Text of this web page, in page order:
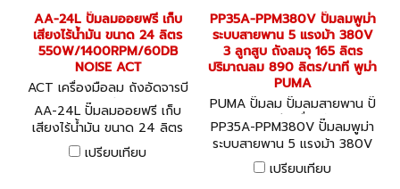
AA-24L ปั๊มลมออยฟรี เก็บ
เสียงไร้น้ำมัน ขนาด 24 ลิตร
550W/1400RPM/60DB
NOISE ACT
ACT เครื่องมือลม ถังอัดจารบี
อุปกรณ์งานลมต่างๆ AA-24L
AA-24L ปั๊มลมออยฟรี เก็บ
เสียงไร้น้ำมัน ขนาด 24 ลิตร
550W/1400RPM/60DB
NOISE ACT
เปรียบเทียบ
PP35A-PPM380V ปั๊มลมพูม่า
ระบบสายพาน 5 แรงม้า 380V
3 ลูกสูบ ถังลมจุ 165 ลิตร
ปริมาณลม 890 ลิตร/นาที พูม่า
PUMA
PUMA ปั๊มลม ปั๊มลมสายพาน ปั๊
มลมออยล์ฟรี เครื่องอัดลม PP
35A-PPM380V
PP35A-PPM380V ปั๊มลมพูม่า
ระบบสายพาน 5 แรงม้า 380V
3 ลูกสูบ ถังลมจุ 165 ลิตร
ปริมาณลม 890 ลิตร/นาที พูม่า
เปรียบเทียบ